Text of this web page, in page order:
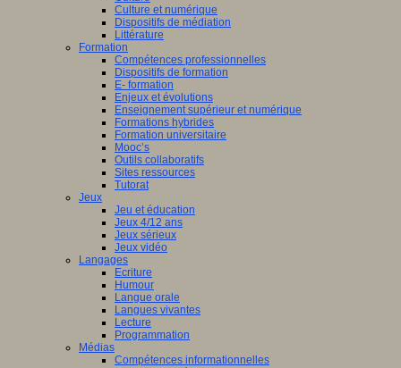
Culture et numérique
Dispositifs de médiation
Littérature
Formation
Compétences professionnelles
Dispositifs de formation
E- formation
Enjeux et évolutions
Enseignement supérieur et numérique
Formations hybrides
Formation universitaire
Mooc’s
Outils collaboratifs
Sites ressources
Tutorat
Jeux
Jeu et éducation
Jeux 4/12 ans
Jeux sérieux
Jeux vidéo
Langages
Ecriture
Humour
Langue orale
Langues vivantes
Lecture
Programmation
Médias
Compétences informationnelles